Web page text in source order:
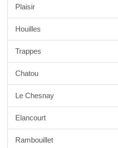
Plaisir
Houilles
Trappes
Chatou
Le Chesnay
Elancourt
Rambouillet